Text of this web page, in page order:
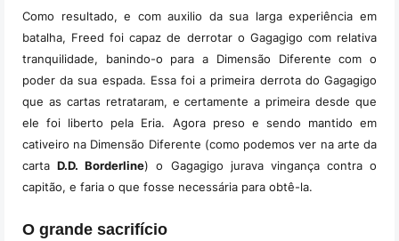
Como resultado, e com auxilio da sua larga experiência em
batalha, Freed foi capaz de derrotar o Gagagigo com relativa
tranquilidade, banindo-o para a Dimensão Diferente com o
poder da sua espada. Essa foi a primeira derrota do Gagagigo
que as cartas retrataram, e certamente a primeira desde que
ele foi liberto pela Eria. Agora preso e sendo mantido em
cativeiro na Dimensão Diferente (como podemos ver na arte da
cartaD.D. Borderline) o Gagagigo jurava vingança contra o
capitão, e faria o que fosse necessária para obtê-la.
O grande sacrifício